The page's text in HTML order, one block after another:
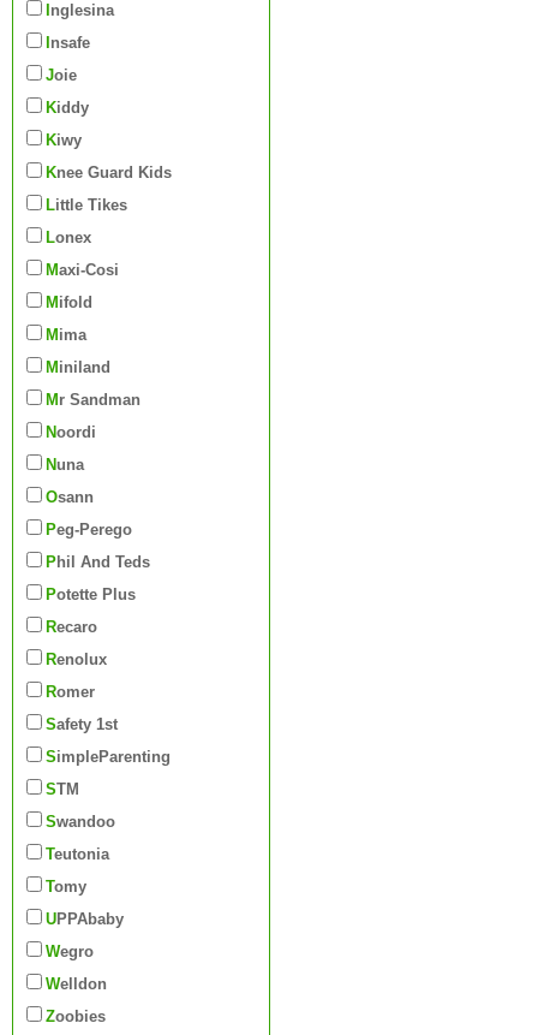
Inglesina
Insafe
Joie
Kiddy
Kiwy
Knee Guard Kids
Little Tikes
Lonex
Maxi-Cosi
Mifold
Mima
Miniland
Mr Sandman
Noordi
Nuna
Osann
Peg-Perego
Phil And Teds
Potette Plus
Recaro
Renolux
Romer
Safety 1st
SimpleParenting
STM
Swandoo
Teutonia
Tomy
UPPAbaby
Wegro
Welldon
Zoobies